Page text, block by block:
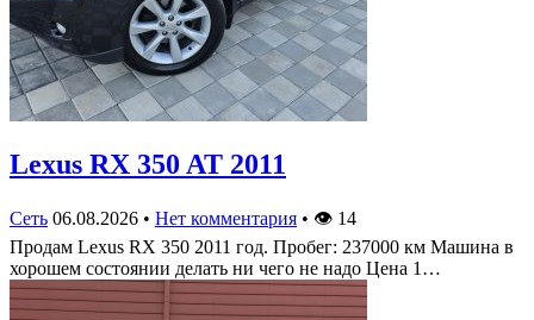
Lexus RX 350 AT 2011
Сеть 06.08.2026 • Нет комментария • 👁 14
Продам Lexus RX 350 2011 год. Пробег: 237000 км Машина в
хорошем состоянии делать ни чего не надо Цена 1…